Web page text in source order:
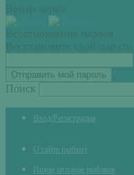
Войти через:
Всоатновление пароля
Восстановите свой пароль
Поиск
Вход/Регистрация
О сайте рыбхоз
Ищем авторов рыбаков